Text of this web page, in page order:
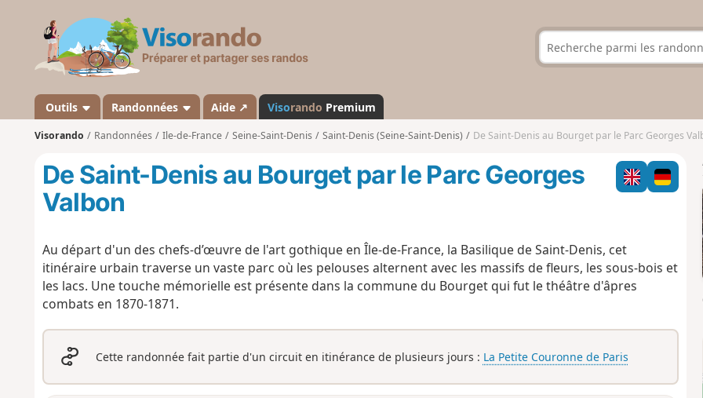
s
a
n
d
Outils Randonnées Aide ↗ Visorando Premium
Visorando Randonnées Ile-de-France Seine-Saint-Denis Saint-Denis (Seine-Saint-Denis) De Saint-Denis au Bourget par le Parc Georges
De Saint-Denis au Bourget par le Parc Georges
Valbon
Au départ d'un des chefs-d’œuvre de l'art gothique en Île-de-France, la Basilique de Saint-Denis, cet
itinéraire urbain traverse un vaste parc où les pelouses alternent avec les massifs de fleurs, les sous-bois et
les lacs. Une touche mémorielle est présente dans la commune du Bourget qui fut le théâtre d'âpres
combats en 1870-1871.
Cette randonnée fait partie d'un circuit en itinérance de plusieurs jours : La Petite Couronne de Paris